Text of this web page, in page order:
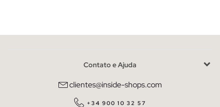
Contato e Ajuda
clientes@inside-shops.com
+34 900 10 32 57